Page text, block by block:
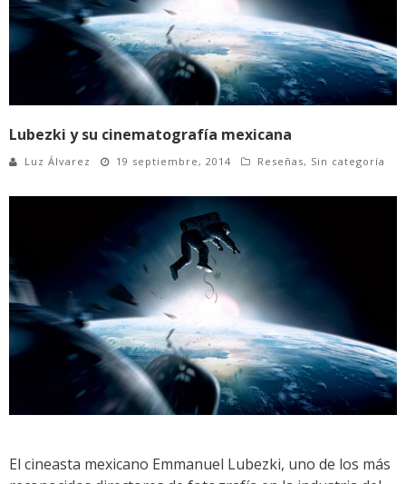
Lubezki y su cinematografía mexicana
Luz Álvarez 19 septiembre, 2014 Reseñas, Sin categoría
El cineasta mexicano Emmanuel Lubezki, uno de los más